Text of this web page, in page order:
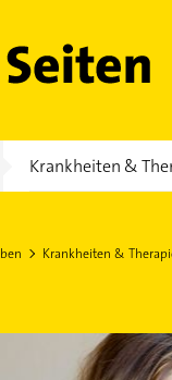
Krankheiten &
Krankheiten &